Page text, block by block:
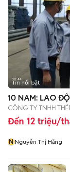
Tin nổi bật
10 NAM: LAO
CÔNG TY TNHH
Đến 12 triệu/
NNguyễn Thị Hằng